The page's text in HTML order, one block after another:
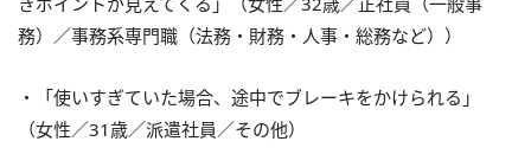
務）／事務系専門職（法務・財務・人事・総務など））
・「使いすぎていた場合、途中でブレーキをかけられる」
（女性／31歳／派遣社員／その他）